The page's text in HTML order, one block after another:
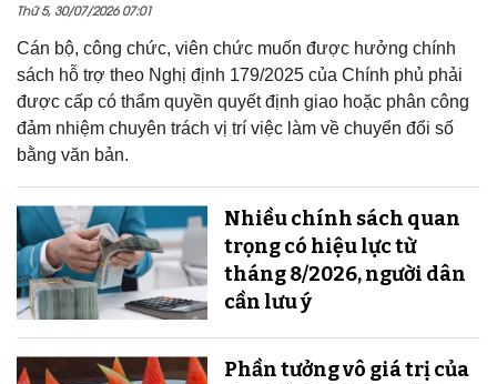
Thứ 5, 30/07/2026 07:01
Cán bộ, công chức, viên chức muốn được hưởng chính
sách hỗ trợ theo Nghị định 179/2025 của Chính phủ phải
được cấp có thẩm quyền quyết định giao hoặc phân công
đảm nhiệm chuyên trách vị trí việc làm về chuyển đổi số
bằng văn bản.
Nhiều chính sách quan
trọng có hiệu lực từ
tháng 8/2026, người dân
cần lưu ý
Phần tưởng vô giá trị của